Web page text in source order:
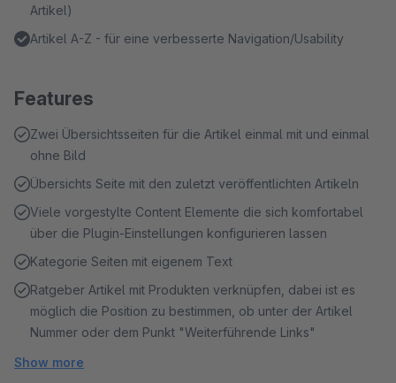
Artikel)
Artikel A-Z - für eine verbesserte Navigation/Usability
Features
Zwei Übersichtsseiten für die Artikel einmal mit und einmal
ohne Bild
Übersichts Seite mit den zuletzt veröffentlichten Artikeln
Viele vorgestylte Content Elemente die sich komfortabel
über die Plugin-Einstellungen konfigurieren lassen
Kategorie Seiten mit eigenem Text
Ratgeber Artikel mit Produkten verknüpfen, dabei ist es
möglich die Position zu bestimmen, ob unter der Artikel
Nummer oder dem Punkt "Weiterführende Links"
Show more